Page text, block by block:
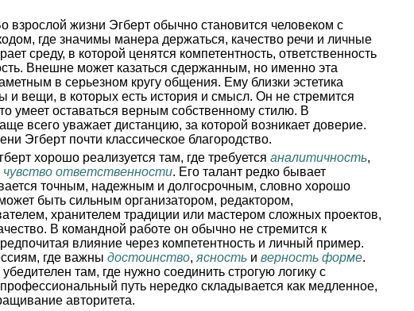
взрослой жизни Эгберт обычно становится человеком с
где значимы манера держаться, качество речи и личные
среду, в которой ценятся компетентность, ответственность
Внешне может казаться сдержанным, но именно эта
в серьезном кругу общения. Ему близки эстетика
и вещи, в которых есть история и смысл. Он не стремится
умеет оставаться верным собственному стилю. В
всего уважает дистанцию, за которой возникает доверие.
Эгберт почти классическое благородство.
хорошо реализуется там, где требуется аналитичность,
чувство ответственности. Его талант редко бывает
точным, надежным и долгосрочным, словно хорошо
быть сильным организатором, редактором,
хранителем традиции или мастером сложных проектов,
В командной работе он обычно не стремится к
влияние через компетентность и личный пример.
где важны достоинство, ясность и верность форме.
там, где нужно соединить строгую логику с
профессиональный путь нередко складывается как медленное,
авторитета.